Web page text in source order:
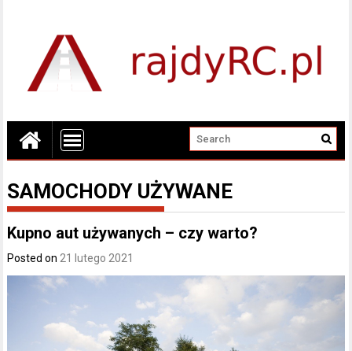
SAMOCHODY UŻYWANE
Kupno aut używanych – czy warto?
Posted on 21 lutego 2021